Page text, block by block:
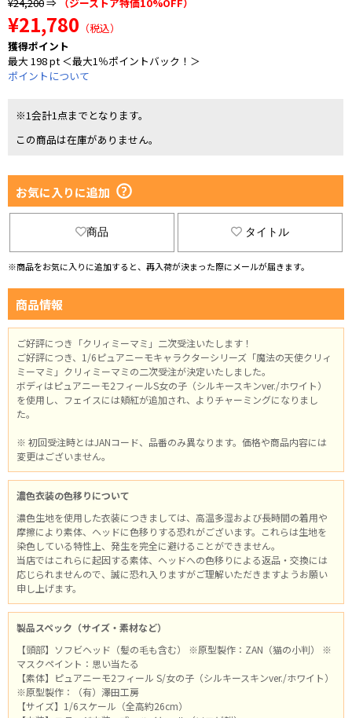
¥21,780 （税込）
獲得ポイント
最大 198 pt ＜最大1％ポイントバック！＞
ポイントについて
※1会計1点までとなります。
この商品は在庫がありません。
お気に入りに追加
商品 タイトル
※商品をお気に入りに追加すると、再入荷が決まった際にメールが届きます。
商品情報
ご好評につき「クリィミーマミ」二次受注いたします！
ご好評につき、1/6ピュアニーモキャラクターシリーズ「魔法の天使クリィ
ミーマミ」クリィミーマミの二次受注が決定いたしました。
ボディはピュアニーモ2フィールS女の子（シルキースキンver./ホワイト）
を使用し、フェイスには頬紅が追加され、よりチャーミングになりまし
た。
※ 初回受注時とはJANコード、品番のみ異なります。価格や商品内容には
変更はございません。
濃色衣装の色移りについて
濃色生地を使用した衣装につきましては、高温多湿および長時間の着用や
摩擦により素体、ヘッドに色移りする恐れがございます。これらは生地を
染色している特性上、発生を完全に避けることができません。
当店ではこれらに起因する素体、ヘッドへの色移りによる返品・交換には
応じられませんので、誠に恐れ入りますがご理解いただきますようお願い
申し上げます。
製品スペック（サイズ・素材など）
【頭部】ソフビヘッド（髪の毛も含む） ※原型製作：ZAN（猫の小判） ※
マスクペイント：思い当たる
【素体】ピュアニーモ2フィール S/女の子（シルキースキンver./ホワイト）
※原型製作：（有）澤田工房
【サイズ】1/6スケール（全高約26cm）